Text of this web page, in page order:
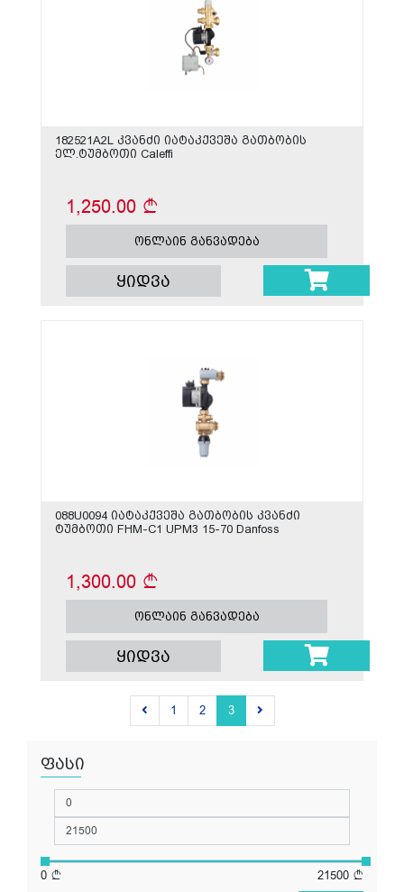
ფასი
0 21500
182521A2L კვანძი იატაკქვეშა გათბობის
ელ.ტუმბოთი Caleffi
1,250.00
ონლაინ განვადება
ყიდვა
088U0094 იატაკქვეშა გათბობის კვანძი
ტუმბოთი FHM-C1 UPM3 15-70 Danfoss
1,300.00
ონლაინ განვადება
ყიდვა
1 2 3